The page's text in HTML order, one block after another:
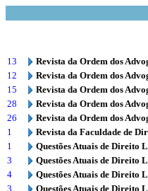
13
Revista da Ordem dos
12
Revista da Ordem dos
15
Revista da Ordem dos
28
Revista da Ordem dos
26
Revista da Ordem dos
1
Revista da Faculdade de
1
Questões Atuais de Direito
3
Questões Atuais de Direito
4
Questões Atuais de Direito
3
Questões Atuais de Direito